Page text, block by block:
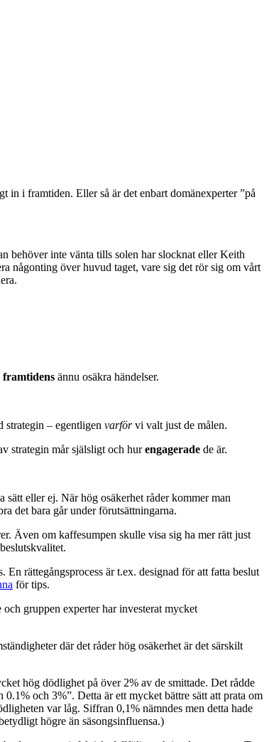
in i framtiden. Eller så är det enbart domänexperter ”på
behöver inte vänta tills solen har slocknat eller Keith
någonting över huvud taget, vare sig det rör sig om vårt
framtidens ännu osäkra händelser.
strategin – egentligen varförvi valt just de målen.
strategin mår själsligt och hurengagerade de är.
eller ej. När hög osäkerhet råder kommer man
det bara går under förutsättningarna.
Även om kaffesumpen skulle visa sig ha mer rätt just
rättegångsprocess är t.ex. designad för att fatta beslut
för tips.
gruppen experter har investerat mycket
där det råder hög osäkerhet är det särskilt
hög dödlighet på över 2% av de smittade. Det rådde
och 3%”. Detta är ett mycket bättre sätt att prata om
var låg. Siffran 0,1% nämndes men detta hade
högre än säsongsinfluensa.)